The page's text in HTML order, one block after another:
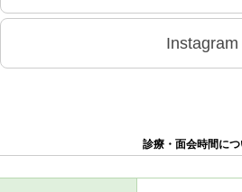
Instagram
診療・面会時間につ